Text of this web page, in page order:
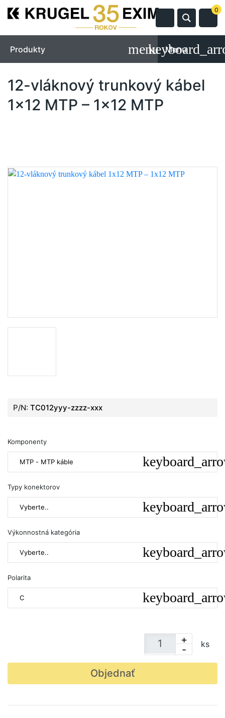
0
Produkty Menu
12-vláknový trunkový kábel
1x12 MTP – 1x12 MTP
P/N: TC012yyy-zzzz-xxx
Komponenty
MTP - MTP káble
Typy konektorov
Vyberte..
Výkonnostná kategória
Vyberte..
Polarita
C
+
-
ks
Objednať